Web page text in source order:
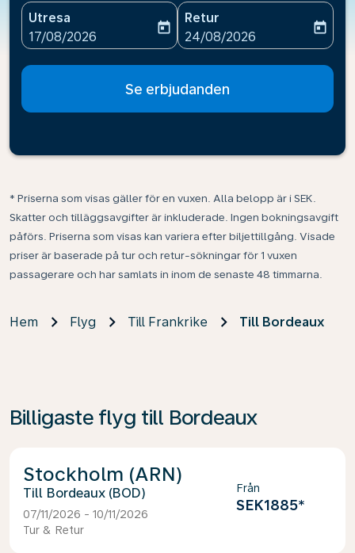
Utresa
fc-booking-departure-date-aria-label
17/08/2026
today
Retur
fc-booking-return-date-
24/08/2026
today
Se erbjudanden
* Priserna som visas gäller för en vuxen. Alla belopp är i SEK.
Skatter och tilläggsavgifter är inkluderade. Ingen bokningsavgift
påförs. Priserna som visas kan variera efter biljettillgång. Visade
priser är baserade på tur och retur-sökningar för 1 vuxen
passagerare och har samlats in inom de senaste 48 timmarna.
Hem Flyg Till Frankrike Till Bordeaux
Billigaste flyg till Bordeaux
Stockholm (ARN)
Bordeaux (BOD)
07/11/2026 - 10/11/2026
Tur & Retur
Från
SEK1885*